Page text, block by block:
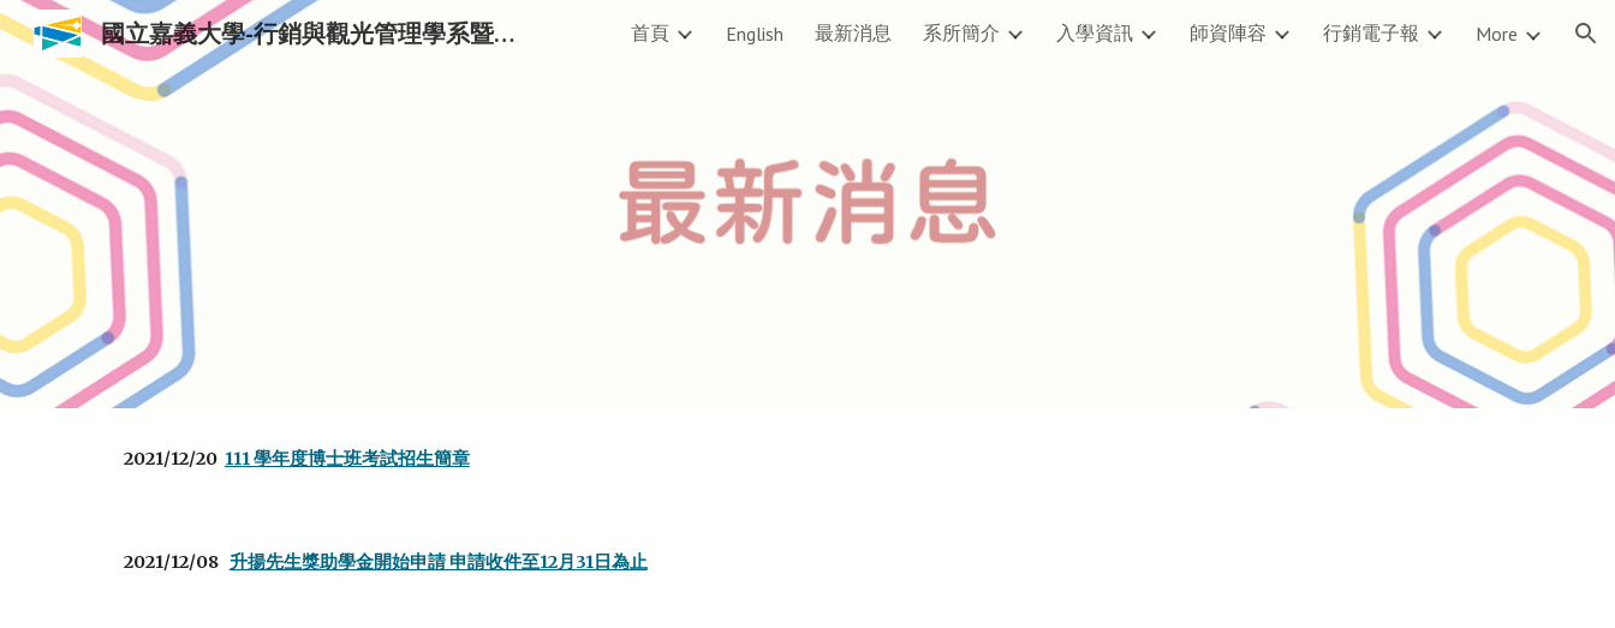
Skip to main content Skip to navigation
國立嘉義大學-行銷與觀光管理學系暨行銷管理研究所與觀光管理研究所 首頁 English 最新消息 系所簡介 入學資訊 師資陣容 行銷電子報 More
2021/12/20 111 學年度博士班考試招生簡章
2021/12/08 升揚先生獎助學金開始申請 申請收件至12月31日為止